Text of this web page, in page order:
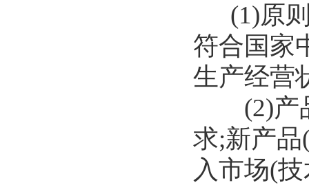
(1)原则
符合国家
生产经营
(2)产品
求;新产
入市场(